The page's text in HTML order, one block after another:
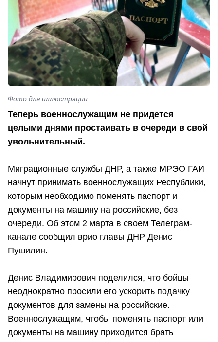
Фото для иллюстрации
Теперь военнослужащим не придется
целыми днями простаивать в очереди в свой
увольнительный.
Миграционные службы ДНР, а также МРЭО ГАИ
начнут принимать военнослужащих Республики,
которым необходимо поменять паспорт и
документы на машину на российские, без
очереди. Об этом 2 марта в своем Телеграм-
канале сообщил врио главы ДНР Денис
Пушилин.
Денис Владимирович поделился, что бойцы
неоднократно просили его ускорить подачку
документов для замены на российские.
Военнослужащим, чтобы поменять паспорт или
документы на машину приходится брать